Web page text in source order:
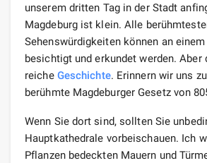
unserem dritten Tag in der Stadt
Magdeburg ist klein. Alle
Sehenswürdigkeiten können an einem
besichtigt und erkundet werden. Aber
reiche Geschichte. Erinnern wir uns
berühmte Magdeburger Gesetz von
Wenn Sie dort sind, sollten Sie
Hauptkathedrale vorbeischauen. Ich
Pflanzen bedeckten Mauern und